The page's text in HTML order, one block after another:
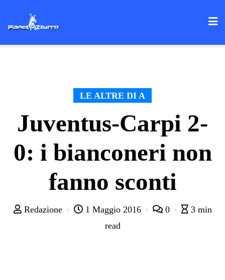
LE ALTRE DI A
Juventus-Carpi 2-
0: i bianconeri non
fanno sconti
Redazione 1 Maggio 2016 0
3 min
read